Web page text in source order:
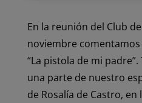
En la reunión del Club
noviembre
“La pistola de mi
una parte de nuestro
de Rosalía de Castro, en